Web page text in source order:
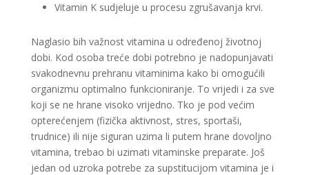
Vitamin K sudjeluje u procesu zgrušavanja krvi.
Naglasio bih važnost vitamina u određenoj životnoj
dobi. Kod osoba treće dobi potrebno je nadopunjavati
svakodnevnu prehranu vitaminima kako bi omogućili
organizmu optimalno funkcioniranje. To vrijedi i za sve
koji se ne hrane visoko vrijedno. Tko je pod većim
opterećenjem (fizička aktivnost, stres, sportaši,
trudnice) ili nije siguran uzima li putem hrane dovoljno
vitamina, trebao bi uzimati vitaminske preparate. Još
jedan od uzroka potrebe za supstitucijom vitamina je i